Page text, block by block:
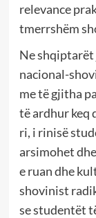
relevance
tmerrshëm
Ne
nacional-
me të gjitha
të ardhur keq
ri, i rinisë
arsimohet dhe
e ruan dhe
shovinist
se studentët